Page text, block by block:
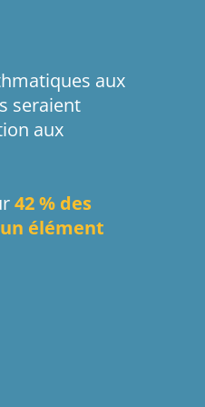
aux
seraient
aux
42 % des
élément